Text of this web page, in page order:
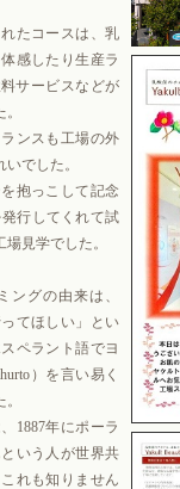
たコースは、乳
感したり生産ラ
サービスなどが
ンスも工場の外
でした。
抱っこして記念
行してくれて試
見学でした。
グの由来は、
てほしい」とい
ペラント語でヨ
）を言い易く
1887年にポーラ
いう人が世界共
れも知りません